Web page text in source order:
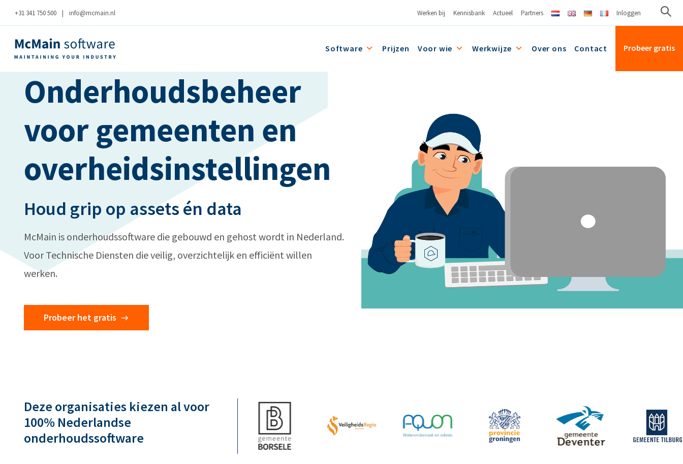
+31 341 750 500 | info@mcmain.nl Werken bij Kennisbank Actueel Partners Inloggen
Software Prijzen Voor wie Werkwijze Over ons Contact Probeer gratis
Onderhoudsbeheer
voor gemeenten en
overheidsinstellingen
Houd grip op assets én data
McMain is onderhoudssoftware die gebouwd en gehost wordt in Nederland.
Voor Technische Diensten die veilig, overzichtelijk en efficiënt willen
werken.
Probeer het gratis
Deze organisaties kiezen al voor
100% Nederlandse
onderhoudssoftware